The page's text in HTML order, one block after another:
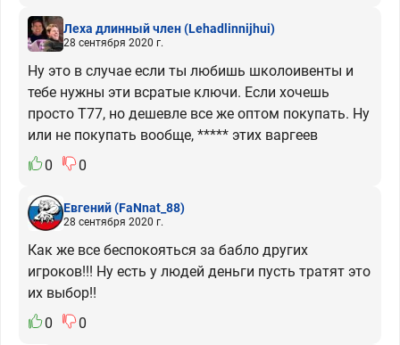
Леха длинный член(Lehadlinnijhui)
28 сентября 2020 г.
Ну это в случае если ты любишь школоивенты и
тебе нужны эти всратые ключи. Если хочешь
просто Т77, но дешевле все же оптом покупать. Ну
или не покупать вообще, ***** этих варгеев
0
0
Евгений(FaNnat_88)
28 сентября 2020 г.
Как же все беспокояться за бабло других
игроков!!! Ну есть у людей деньги пусть тратят это
их выбор!!
0
0